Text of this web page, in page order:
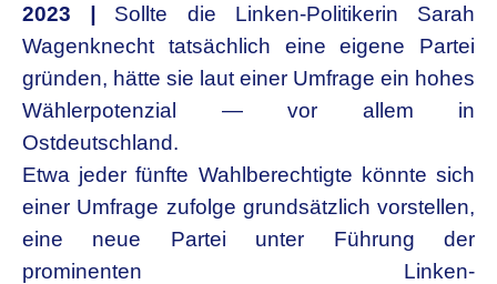
2023
Sollte die Linken-Politikerin Sarah
Wagenknecht tatsächlich eine eigene Partei
gründen, hätte sie laut einer Umfrage ein hohes
Wählerpotenzial — vor allem in
Ostdeutschland.
Etwa jeder fünfte Wahlberechtigte könnte sich
einer Umfrage zufolge grundsätzlich vorstellen,
eine neue Partei unter Führung der
prominenten Linken-